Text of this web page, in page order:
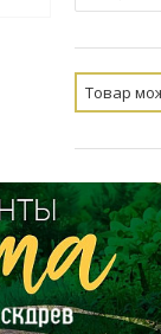
Товар